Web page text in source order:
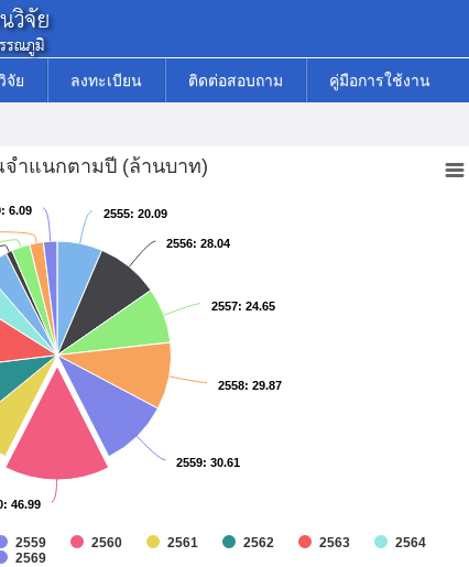
จัย ลงทะเบียน ติดต่อสอบถาม คู่มือการใช้งาน
ำแนกตามปี (ล้านบาท)
2555: 20.09
2555: 20.09
2556: 28.04
2556: 28.04
2557: 24.65
2557: 24.65
2558: 29.87
2558: 29.87
2559: 30.61
2559: 30.61
: 46.99
: 46.99
: 6.09
: 6.09
2559 2560 2561 2562 2563
2564
2569